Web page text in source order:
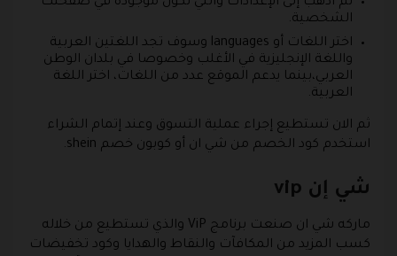
ثم اذهب إلى الإعدادات والتي تكون موجودة في صفحتك
الشخصية.
اختر اللغات أو languages وسوف تجد اللغتين العربية
واللغة الإنجليزية في الأغلب وخصوصا في بلدان الوطن
العربي،بينما يدعم الموقع عدد من اللغات، اختر اللغة
العربية.
ثم الان تستطيع إجراء عملية التسوق وعند إتمام الشراء
استخدم كود الخصم من شي ان أو كوبون خصم shein.
شي إن vip
ماركه شي ان صنعت برنامج ViP والذي تستطيع من خلاله
كسب المزيد من المكافآت والنقاط والهدايا وكود تخفيضات